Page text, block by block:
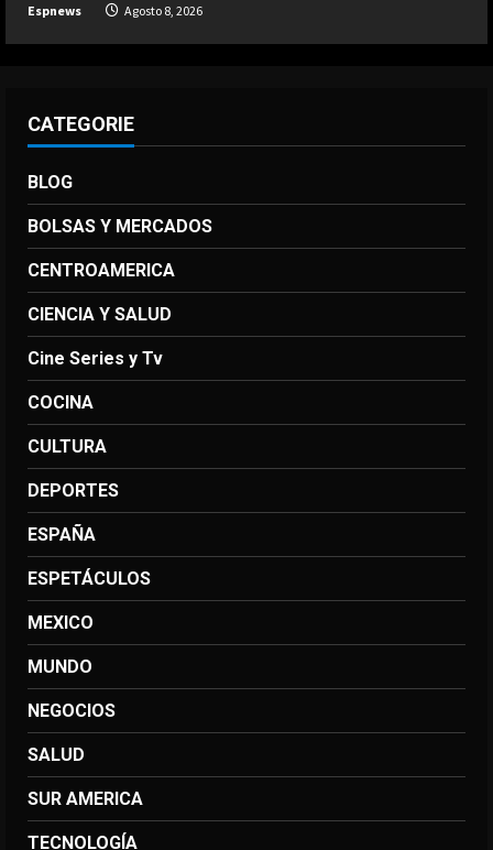
Espnews Agosto 8, 2026
CATEGORIE
BLOG
BOLSAS Y MERCADOS
CENTROAMERICA
CIENCIA Y SALUD
Cine Series y Tv
COCINA
CULTURA
DEPORTES
ESPAÑA
ESPETÁCULOS
MEXICO
MUNDO
NEGOCIOS
SALUD
SUR AMERICA
TECNOLOGÍA